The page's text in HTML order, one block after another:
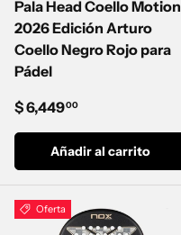
Pala Head Coello Motion
2026 Edición Arturo
Coello Negro Rojo para
Pádel
Precio normal
$ 6,44900
Añadir al carrito
Oferta